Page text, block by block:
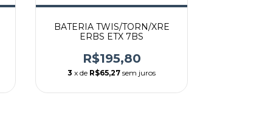
BATERIA TWIS/TORN/XRE
ERBS ETX 7BS
R$195,80
3 x de R$65,27 sem juros